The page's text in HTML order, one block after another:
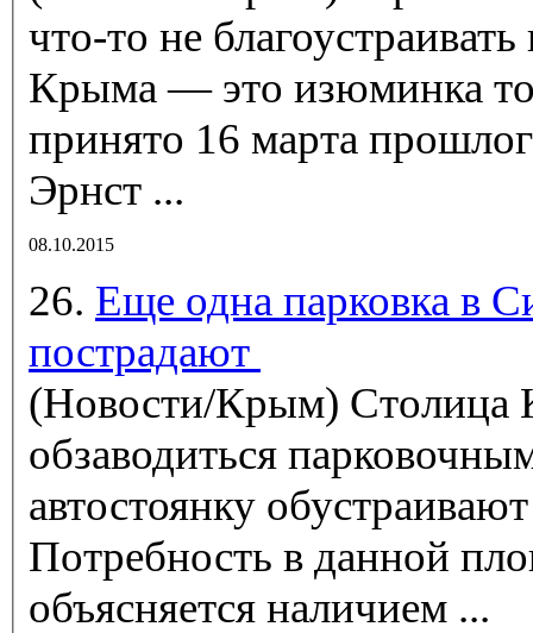
что-то не
Крыма — это изюминка
принято 16 марта
Эрнст ...
08.10.2015
26. Еще одна парковка в
пострадают
(Новости/Крым) Столица
обзаводиться
автостоянку
Потребность в данной
объясняется наличием ...